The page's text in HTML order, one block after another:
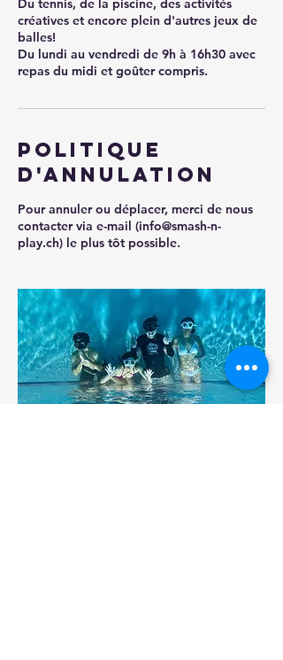
Du tennis, de la piscine, des activités
créatives et encore plein d'autres jeux de
balles!
Du lundi au vendredi de 9h à 16h30 avec
repas du midi et goûter compris.
Politique
d'annulation
Pour annuler ou déplacer, merci de nous
contacter via e-mail (info@smash-n-
play.ch) le plus tôt possible.